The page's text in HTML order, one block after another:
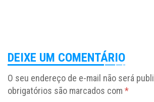
DEIXE UM COMENTÁRIO
O seu endereço de e-mail não será
obrigatórios são marcados com *